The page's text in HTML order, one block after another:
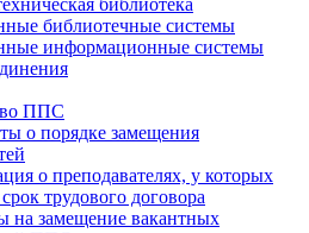
библиотека
библиотечные системы
информационные системы
ППС
о порядке замещения
о преподавателях, у которых
трудового договора
на замещение вакантных